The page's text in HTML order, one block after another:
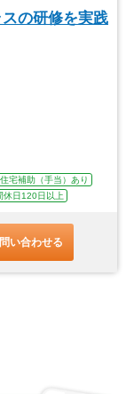
スの研修を実践
住宅補助（手当）あり
休日120日以上
い合わせる